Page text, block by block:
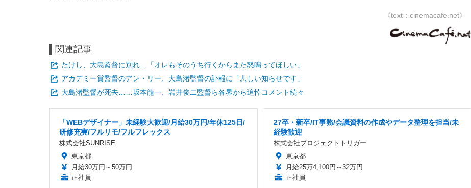
《text：cinemacafe.net》
関連記事
たけし、大島監督に別れ…「オレもそのうち行くからまた怒鳴ってほしい」
アカデミー賞監督のアン・リー、大島渚監督の訃報に「悲しい知らせです」
大島渚監督が死去……坂本龍一、岩井俊二監督ら各界から追悼コメント続々
「WEBデザイナー」未経験大歓迎/月給30万円/年休125日/
研修充実/フルリモ/フルフレックス
株式会社SUNRISE
東京都
月給30万円～50万円
正社員
27卒・新卒/IT事務/会議資料の作成やデータ整理を担当/未
経験歓迎
株式会社プロジェクトトリガー
東京都
月給25万4,100円～32万円
正社員